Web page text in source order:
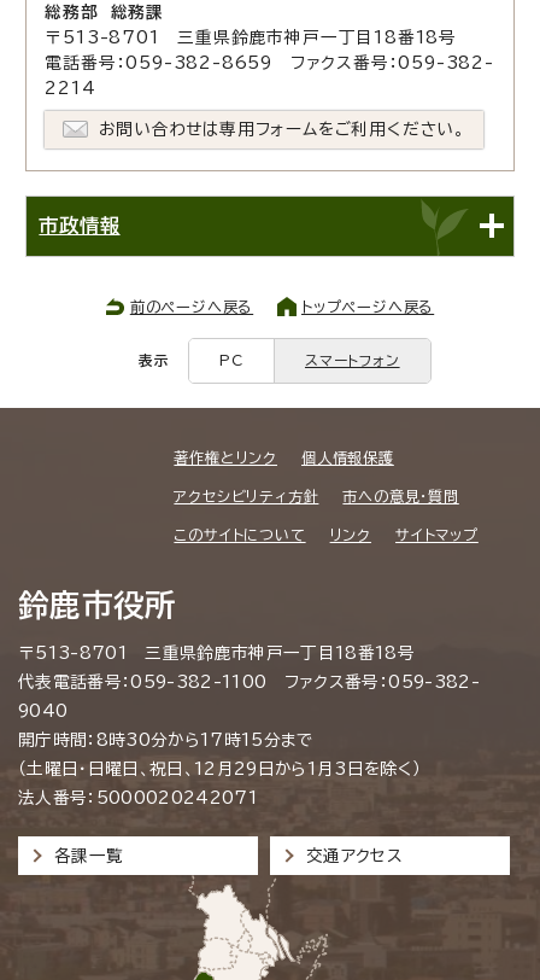
総務部 総務課
〒513-8701 三重県鈴鹿市神戸一丁目18番18号
電話番号：059-382-8659 ファクス番号：059-382-
2214
お問い合わせは専用フォームをご利用ください。
市政情報
前のページへ戻る トップページへ戻る
表示 PC スマートフォン
著作権とリンク 個人情報保護
アクセシビリティ方針 市への意見・質問
このサイトについて リンク サイトマップ
鈴鹿市役所
〒513-8701 三重県鈴鹿市神戸一丁目18番18号
代表電話番号：059-382-1100 ファクス番号：059-382-
9040
開庁時間：8時30分から17時15分まで
（土曜日・日曜日、祝日、12月29日から1月3日を除く）
法人番号：5000020242071
各課一覧 交通アクセス